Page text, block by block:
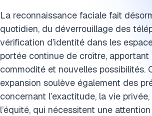
La reconnaissance faciale fait
quotidien, du déverrouillage des
vérification d’identité dans les
portée continue de croître, apportant
commodité et nouvelles possibilités.
expansion soulève également des
concernant l’exactitude, la vie
l’équité, qui nécessitent une
Citer cette recherche